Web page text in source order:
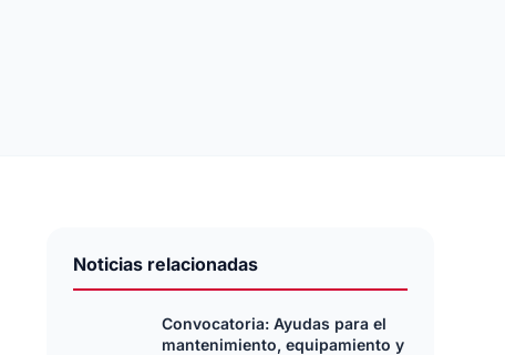
Noticias relacionadas
Convocatoria: Ayudas para el
mantenimiento, equipamiento y